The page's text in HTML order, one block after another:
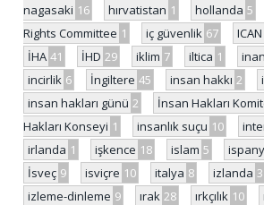
nagasaki 16 hırvatistan 1 hollanda 5
Rights Committee 1 iç güvenlik 67 ICAN
İHA 41 İHD 29 iklim 7 iltica 1
incirlik 6 İngiltere 45 insan hakkı 2
insan hakları günü 2 İnsan Hakları
Hakları Konseyi 1 insanlık suçu 10
irlanda 1 işkence 18 islam 5
İsveç 9 isviçre 10 italya 8 izlanda 3
izleme-dinleme 9 ırak 28 ırkçılık 10